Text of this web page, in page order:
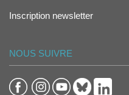
Inscription newsletter
NOUS SUIVRE